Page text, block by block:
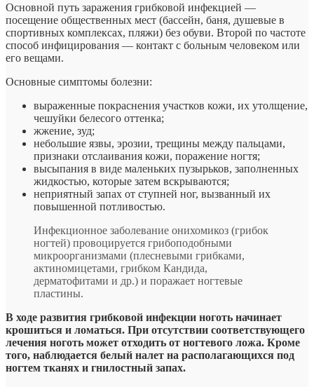
Основной путь заражения грибковой инфекцией —
посещение общественных мест (бассейн, баня, душевые в
спортивных комплексах, пляжи) без обуви. Второй по частоте
способ инфицирования — контакт с больным человеком или
его вещами.
Основные симптомы болезни:
выраженные покраснения участков кожи, их утолщение,
чешуйки белесого оттенка;
жжение, зуд;
небольшие язвы, эрозии, трещины между пальцами,
признаки отслаивания кожи, поражение ногтя;
высыпания в виде маленьких пузырьков, заполненных
жидкостью, которые затем вскрываются;
неприятный запах от ступней ног, вызванный их
повышенной потливостью.
Инфекционное заболевание онихомикоз (грибок
ногтей) провоцируется грибоподобными
микроорганизмами (плесневыми грибками,
актиномицетами, грибком Кандида,
дерматофитами и др.) и поражает ногтевые
пластины.
В ходе развития грибковой инфекции ноготь начинает
крошиться и ломаться. При отсутствии соответствующего
лечения ноготь может отходить от ногтевого ложа. Кроме
того, наблюдается белый налет на располагающихся под
ногтем тканях и гнилостный запах.